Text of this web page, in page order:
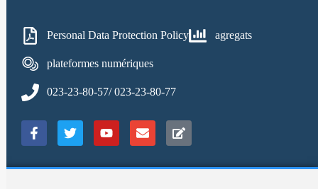
Personal Data Protection Policy agregats
plateformes numériques
023-23-80-57/ 023-23-80-77